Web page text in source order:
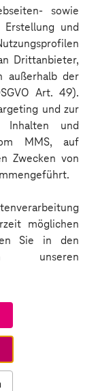
sowie
und
Drittanbieter,
außerhalb der
Art. 49).
und zur
Inhalten und
MMS, auf
Zwecken von
möglichen
Sie in den
unseren